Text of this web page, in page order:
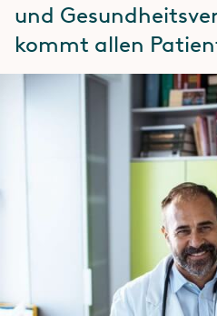
und
kommt allen